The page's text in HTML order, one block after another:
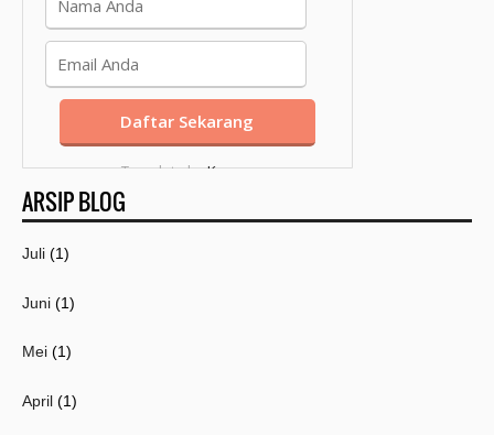
Template byKang
Mousir
ARSIP BLOG
Juli (1)
Juni (1)
Mei (1)
April (1)